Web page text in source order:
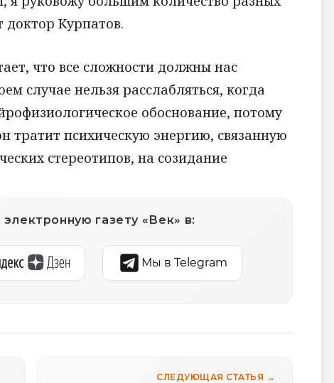
доктор Курпатов.
что все сложности должны нас
случае нельзя расслабляться, когда
обоснование, потому
тратит психическую энергию, связанную
стереотипов, на созидание
газету «Век» в:
Мы в Telegram
СЛЕДУЮЩАЯ СТАТЬЯ →